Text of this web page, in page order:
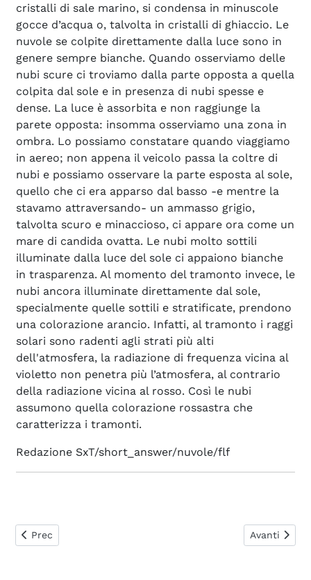
cristalli di sale marino, si condensa in minuscole
gocce d’acqua o, talvolta in cristalli di ghiaccio. Le
nuvole se colpite direttamente dalla luce sono in
genere sempre bianche. Quando osserviamo delle
nubi scure ci troviamo dalla parte opposta a quella
colpita dal sole e in presenza di nubi spesse e
dense. La luce è assorbita e non raggiunge la
parete opposta: insomma osserviamo una zona in
ombra. Lo possiamo constatare quando viaggiamo
in aereo; non appena il veicolo passa la coltre di
nubi e possiamo osservare la parte esposta al sole,
quello che ci era apparso dal basso -e mentre la
stavamo attraversando- un ammasso grigio,
talvolta scuro e minaccioso, ci appare ora come un
mare di candida ovatta. Le nubi molto sottili
illuminate dalla luce del sole ci appaiono bianche
in trasparenza. Al momento del tramonto invece, le
nubi ancora illuminate direttamente dal sole,
specialmente quelle sottili e stratificate, prendono
una colorazione arancio. Infatti, al tramonto i raggi
solari sono radenti agli strati più alti
dell'atmosfera, la radiazione di frequenza vicina al
violetto non penetra più l’atmosfera, al contrario
della radiazione vicina al rosso. Così le nubi
assumono quella colorazione rossastra che
caratterizza i tramonti.
Redazione SxT/short_answer/nuvole/flf
Articolo precedente: 0149. Che cos'è la matematica?
Prec Articolo
Avanti